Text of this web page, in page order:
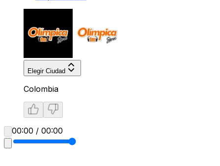
Elegir Ciudad
Colombia
00:00 / 00:00